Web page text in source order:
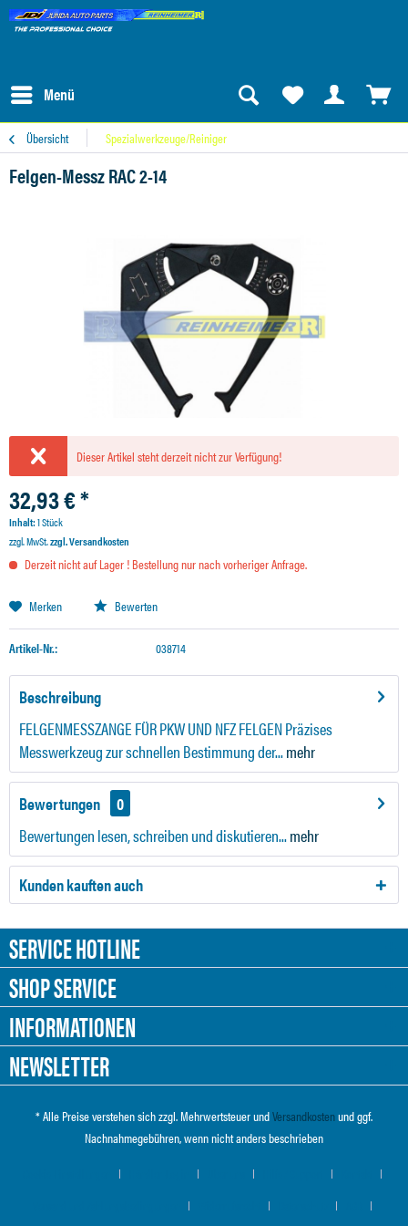
Menü
Übersicht Spezialwerkzeuge/Reiniger
Felgen-Messz RAC 2-14
Dieser Artikel steht derzeit nicht zur Verfügung!
32,93 € *
Inhalt:1 Stück
zzgl. MwSt.zzgl. Versandkosten
Derzeit nicht auf Lager ! Bestellung nur nach vorheriger Anfrage.
Merken Bewerten
Artikel-Nr.: 038714
Beschreibung
FELGENMESSZANGE FÜR PKW UND NFZ FELGEN Präzises
Messwerkzeug zur schnellen Bestimmung der...mehr
Bewertungen
0
Bewertungen lesen, schreiben und diskutieren...mehr
Kunden kauften auch
SERVICE HOTLINE
SHOP SERVICE
INFORMATIONEN
NEWSLETTER
* Alle Preise verstehen sich zzgl. Mehrwertsteuer undVersandkostenund ggf.
Nachnahmegebühren, wenn nicht anders beschrieben